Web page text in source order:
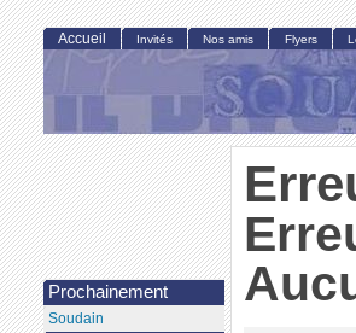
Accueil Invités Nos amis Flyers
Prochainement
Soudain